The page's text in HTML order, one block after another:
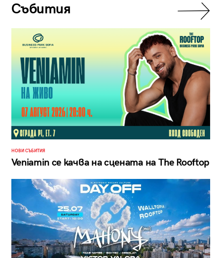
Събития
НОВИ СЪБИТИЯ
Veniamin се качва на сцената на The Rooftop